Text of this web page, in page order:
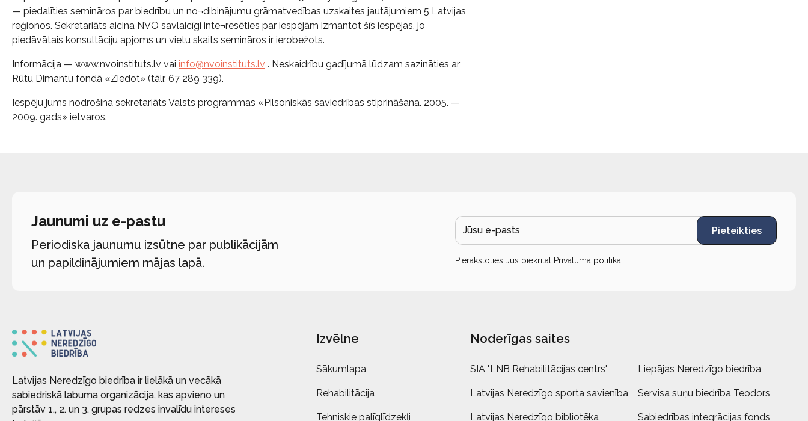
— piedalīties semināros par biedrību un no¬dibinājumu grāmatvedības uzskaites jautājumiem 5 Latvijas
reģionos. Sekretariāts aicina NVO savlaicīgi inte¬resēties par iespējām izmantot šīs iespējas, jo
piedāvātais konsultāciju apjoms un vietu skaits semināros ir ierobežots.
Informācija — www.nvoinstituts.lv vai info@nvoinstituts.lv . Neskaidrību gadījumā lūdzam sazināties ar
Rūtu Dimantu fondā «Ziedot» (tālr. 67 289 339).
Iespēju jums nodrošina sekretariāts Valsts programmas «Pilsoniskās saviedrības stiprināšana. 2005. —
2009. gads» ietvaros.
Jaunumi uz e-pastu
Periodiska jaunumu izsūtne par publikācijām
un papildinājumiem mājas lapā.
Pieteikties
Pierakstoties Jūs piekrītat Privātuma politikai
Latvijas Neredzīgo biedrība ir lielākā un vecākā
sabiedriskā labuma organizācija, kas apvieno un
pārstāv 1., 2. un 3. grupas redzes invalīdu intereses
Izvēlne
Sākumlapa
Rehabilitācija
Tehniskie palīglīdzekļi
Noderīgas saites
SIA "LNB Rehabilitācijas centrs" Liepājas Neredzīgo biedrība
Latvijas Neredzīgo sporta savienība Servisa suņu biedrība Teodors
Latvijas Neredzīgo bibliotēka Sabiedrības integrācijas fonds